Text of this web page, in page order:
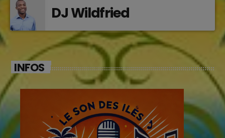
DJ Wildfried
INFOS